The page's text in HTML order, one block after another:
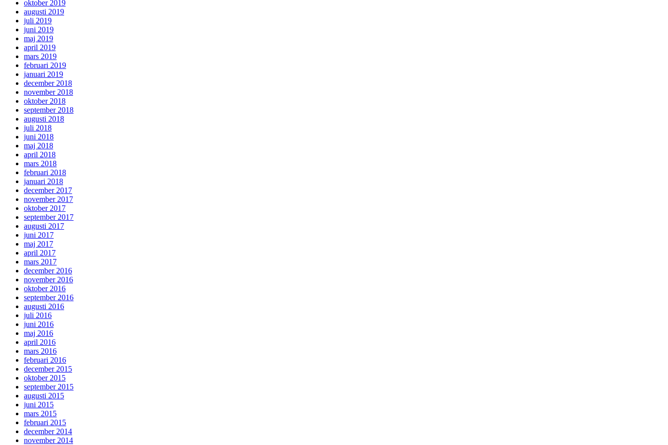
oktober 2019
augusti 2019
juli 2019
juni 2019
maj 2019
april 2019
mars 2019
februari 2019
januari 2019
december 2018
november 2018
oktober 2018
september 2018
augusti 2018
juli 2018
juni 2018
maj 2018
april 2018
mars 2018
februari 2018
januari 2018
december 2017
november 2017
oktober 2017
september 2017
augusti 2017
juni 2017
maj 2017
april 2017
mars 2017
december 2016
november 2016
oktober 2016
september 2016
augusti 2016
juli 2016
juni 2016
maj 2016
april 2016
mars 2016
februari 2016
december 2015
oktober 2015
september 2015
augusti 2015
juni 2015
mars 2015
februari 2015
december 2014
november 2014